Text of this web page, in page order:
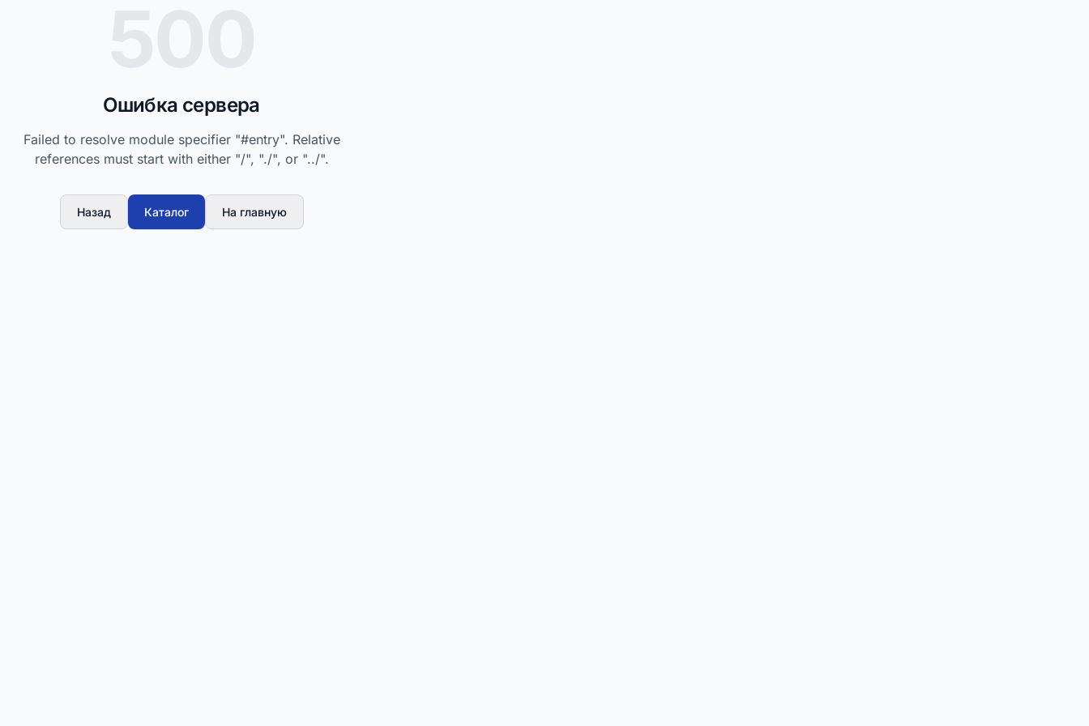
Ошибка сервера
Failed to resolve module specifier "#entry". Relative
references must start with either "/", "./", or "../".
Назад Каталог На главную